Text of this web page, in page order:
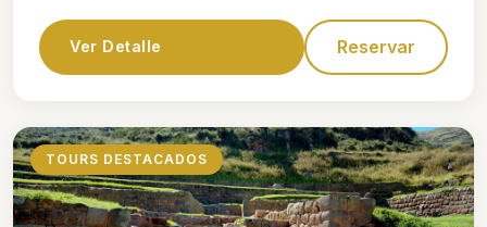
Ver Detalle Reservar
TOURS DESTACADOS